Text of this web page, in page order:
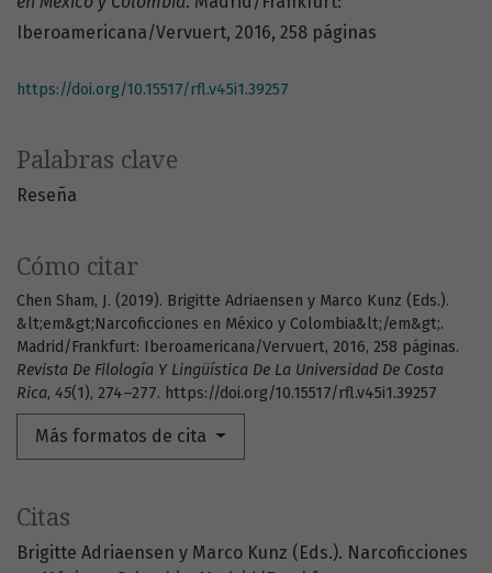
Palabras clave
Reseña
Cómo citar
Chen Sham, J. (2019). Brigitte Adriaensen y Marco Kunz (Eds.).
&lt;em&gt;Narcoficciones en México y Colombia&lt;/em&gt;.
Madrid/Frankfurt: Iberoamericana/Vervuert, 2016, 258 páginas.
Revista De Filología Y Lingüística De La Universidad De Costa
Rica, 45(1), 274–277. https://doi.org/10.15517/rfl.v45i1.39257
Más formatos de cita
Iberoamericana/Vervuert, 2016, 258 páginas
https://doi.org/10.15517/rfl.v45i1.39257
Citas
Brigitte Adriaensen y Marco Kunz (Eds.). Narcoficciones